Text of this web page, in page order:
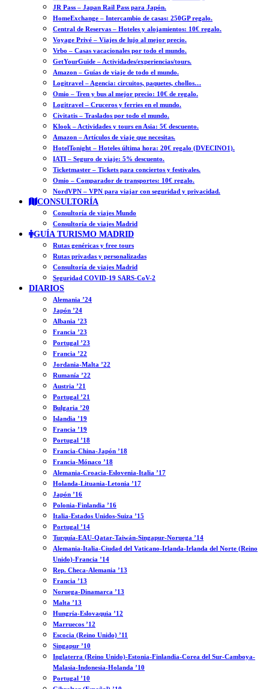
JR Pass – Japan Rail Pass para Japón.
HomeExchange – Intercambio de casas: 250GP regalo.
Central de Reservas – Hoteles y alojamientos: 10€ regalo.
Voyage Privé – Viajes de lujo al mejor precio.
Vrbo – Casas vacacionales por todo el mundo.
GetYourGuide – Actividades/experiencias/tours.
Amazon – Guías de viaje de todo el mundo.
Logitravel – Agencia: circuitos, paquetes, chollos…
Omio – Tren y bus al mejor precio: 10€ de regalo.
Logitravel – Cruceros y ferries en el mundo.
Civitatis – Traslados por todo el mundo.
Klook – Actividades y tours en Asia: 5€ descuento.
Amazon – Artículos de viaje que necesitas.
HotelTonight – Hoteles última hora: 20€ regalo (DVECINO1).
IATI – Seguro de viaje: 5% descuento.
Ticketmaster – Tickets para conciertos y festivales.
Omio – Comparador de transportes: 10€ regalo.
NordVPN – VPN para viajar con seguridad y privacidad.
CONSULTORÍA
Consultoría de viajes Mundo
Consultoría de viajes Madrid
GUÍA TURISMO MADRID
Rutas genéricas y free tours
Rutas privadas y personalizadas
Consultoría de viajes Madrid
Seguridad COVID-19 SARS-CoV-2
DIARIOS
Alemania ’24
Japón ’24
Albania ’23
Francia ’23
Portugal ’23
Francia ’22
Jordania-Malta ’22
Rumanía ’22
Austria ’21
Portugal ’21
Bulgaria ’20
Islandia ’19
Francia ’19
Portugal ’18
Francia-China-Japón ’18
Francia-Mónaco ’18
Alemania-Croacia-Eslovenia-Italia ’17
Holanda-Lituania-Letonia ’17
Japón ’16
Polonia-Finlandia ’16
Italia-Estados Unidos-Suiza ’15
Portugal ’14
Turquía-EAU-Qatar-Taiwán-Singapur-Noruega ’14
Alemania-Italia-Ciudad del Vaticano-Irlanda-Irlanda del Norte (Reino
Unido)-Francia ’14
Rep. Checa-Alemania ’13
Francia ’13
Noruega-Dinamarca ’13
Malta ’13
Hungría-Eslovaquia ’12
Marruecos ’12
Escocia (Reino Unido) ’11
Singapur ’10
Inglaterra (Reino Unido)-Estonia-Finlandia-Corea del Sur-Camboya-
Malasia-Indonesia-Holanda ’10
Portugal ’10